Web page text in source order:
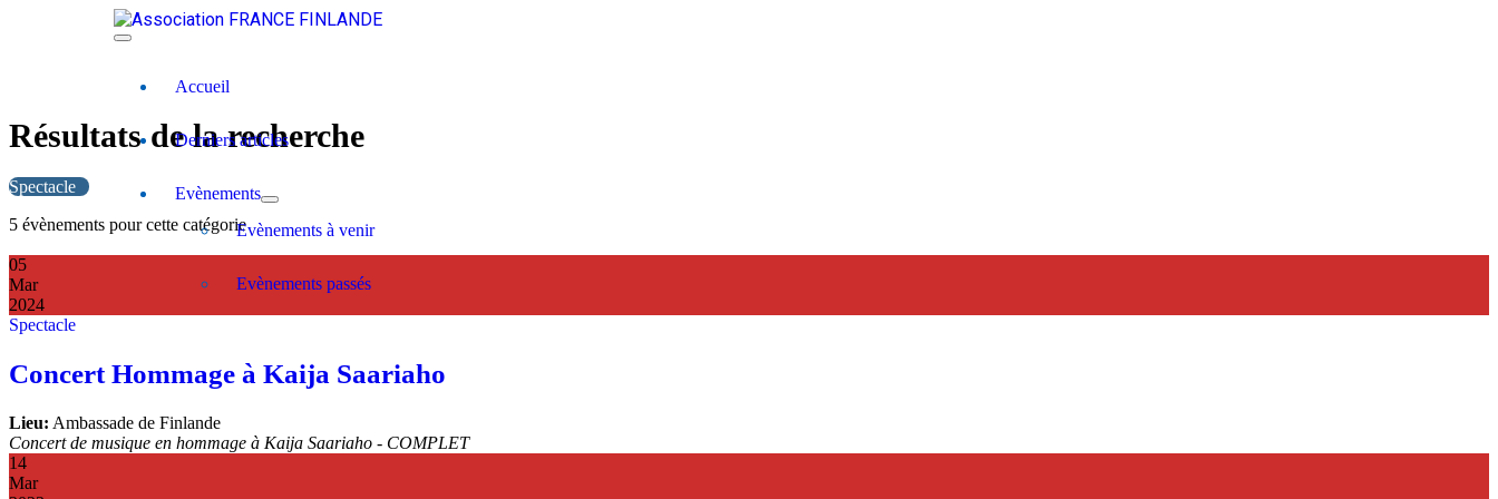
Accueil
Derniers articles
Evènements
Evènements à venir
Evènements passés
Résultats de la recherche
Spectacle
5 évènements pour cette catégorie
05
Mar
2024
Spectacle
Concert Hommage à Kaija Saariaho
Lieu: Ambassade de Finlande
Concert de musique en hommage à Kaija Saariaho - COMPLET
14
Mar